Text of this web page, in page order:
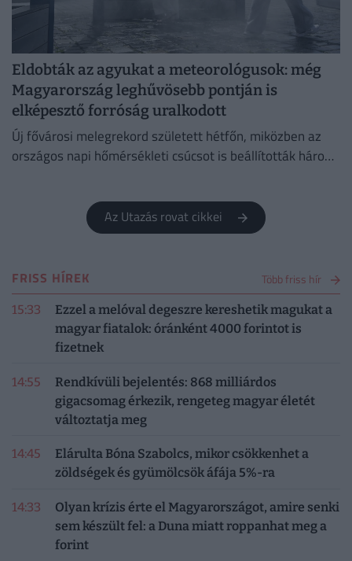
Eldobták az agyukat a meteorológusok: még
Magyarország leghűvösebb pontján is
elképesztő forróság uralkodott
Új fővárosi melegrekord született hétfőn, miközben az
országos napi hőmérsékleti csúcsot is beállították három
Az Utazás rovat cikkei
FRISS HÍREK Több friss hír
15:33
Ezzel a melóval degeszre kereshetik magukat a
magyar fiatalok: óránként 4000 forintot is
fizetnek
14:55
Rendkívüli bejelentés: 868 milliárdos
gigacsomag érkezik, rengeteg magyar életét
változtatja meg
14:45
Elárulta Bóna Szabolcs, mikor csökkenhet a
zöldségek és gyümölcsök áfája 5%-ra
14:33
Olyan krízis érte el Magyarországot, amire senki
sem készült fel: a Duna miatt roppanhat meg a
forint